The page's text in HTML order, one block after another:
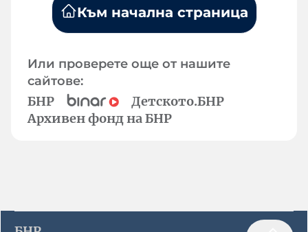
Към начална страница
Или проверете още от нашите
сайтове:
БНР
Детското.БНР
Архивен фонд на БНР